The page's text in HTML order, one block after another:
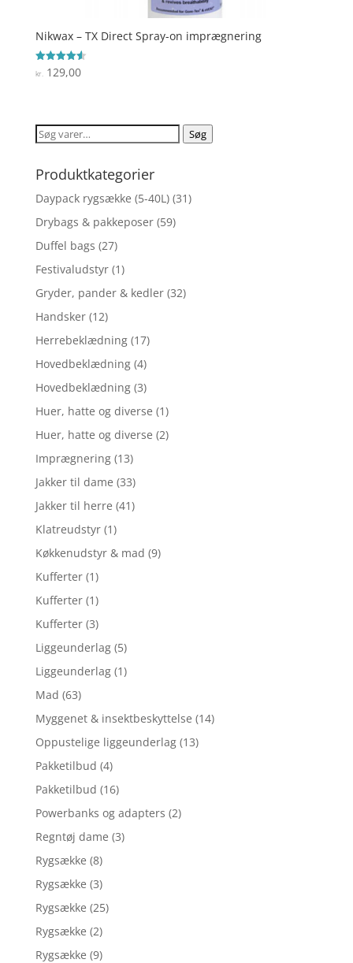
Nikwax – TX Direct Spray-on imprægnering
Vurderet
4.6
kr. 129,00
Søg
Søg
Produktkategorier
Daypack rygsække (5-40L) (31)
Drybags & pakkeposer (59)
Duffel bags (27)
Festivaludstyr (1)
Gryder, pander & kedler (32)
Handsker (12)
Herrebeklædning (17)
Hovedbeklædning (4)
Hovedbeklædning (3)
Huer, hatte og diverse (1)
Huer, hatte og diverse (2)
Imprægnering (13)
Jakker til dame (33)
Jakker til herre (41)
Klatreudstyr (1)
Køkkenudstyr & mad (9)
Kufferter (1)
Kufferter (1)
Kufferter (3)
Liggeunderlag (5)
Liggeunderlag (1)
Mad (63)
Myggenet & insektbeskyttelse (14)
Oppustelige liggeunderlag (13)
Pakketilbud (4)
Pakketilbud (16)
Powerbanks og adapters (2)
Regntøj dame (3)
Rygsække (8)
Rygsække (3)
Rygsække (25)
Rygsække (2)
Rygsække (9)